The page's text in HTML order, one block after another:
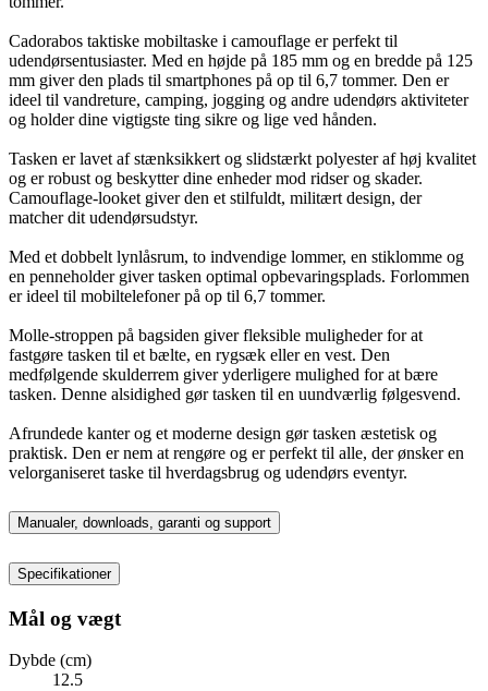
Cadorabos taktiske mobiltaske i camouflage er perfekt til
udendørsentusiaster. Med en højde på 185 mm og en bredde på 125
mm giver den plads til smartphones på op til 6,7 tommer. Den er
ideel til vandreture, camping, jogging og andre udendørs aktiviteter
og holder dine vigtigste ting sikre og lige ved hånden.
Tasken er lavet af stænksikkert og slidstærkt polyester af høj kvalitet
og er robust og beskytter dine enheder mod ridser og skader.
Camouflage-looket giver den et stilfuldt, militært design, der
matcher dit udendørsudstyr.
Med et dobbelt lynlåsrum, to indvendige lommer, en stiklomme og
en penneholder giver tasken optimal opbevaringsplads. Forlommen
er ideel til mobiltelefoner på op til 6,7 tommer.
Molle-stroppen på bagsiden giver fleksible muligheder for at
fastgøre tasken til et bælte, en rygsæk eller en vest. Den
medfølgende skulderrem giver yderligere mulighed for at bære
tasken. Denne alsidighed gør tasken til en uundværlig følgesvend.
Afrundede kanter og et moderne design gør tasken æstetisk og
praktisk. Den er nem at rengøre og er perfekt til alle, der ønsker en
velorganiseret taske til hverdagsbrug og udendørs eventyr.
Manualer, downloads, garanti og support
Specifikationer
Mål og vægt
Dybde (cm)
12.5